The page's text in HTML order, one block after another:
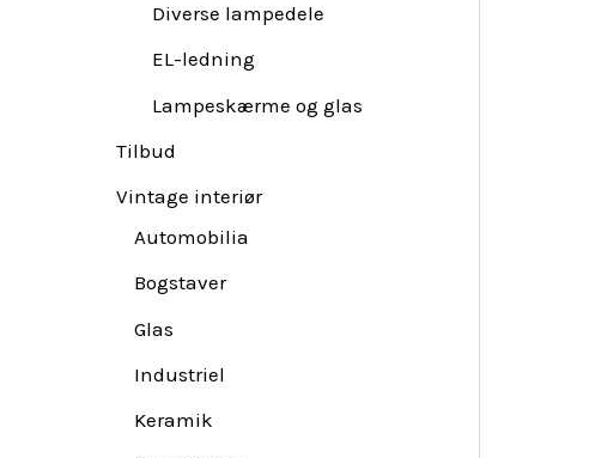
Diverse lampedele
EL-ledning
Lampeskærme og glas
Tilbud
Vintage interiør
Automobilia
Bogstaver
Glas
Industriel
Keramik